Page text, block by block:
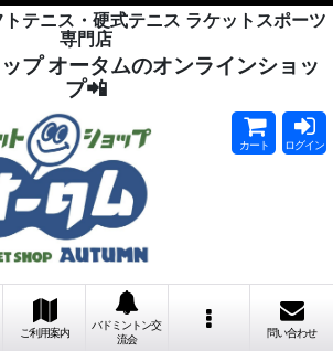
テニス・硬式テニス ラケットスポーツ
専門店
プ オータムのオンラインショッ
プ📲
カート ログイン
ご利用案内
バドミントン交
流会
問い合わせ